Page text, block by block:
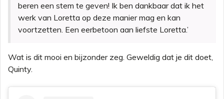
beren een stem te geven! Ik ben dankbaar dat ik het
werk van Loretta op deze manier mag en kan
voortzetten. Een eerbetoon aan liefste Loretta.’
Wat is dit mooi en bijzonder zeg. Geweldig dat je dit doet,
Quinty.